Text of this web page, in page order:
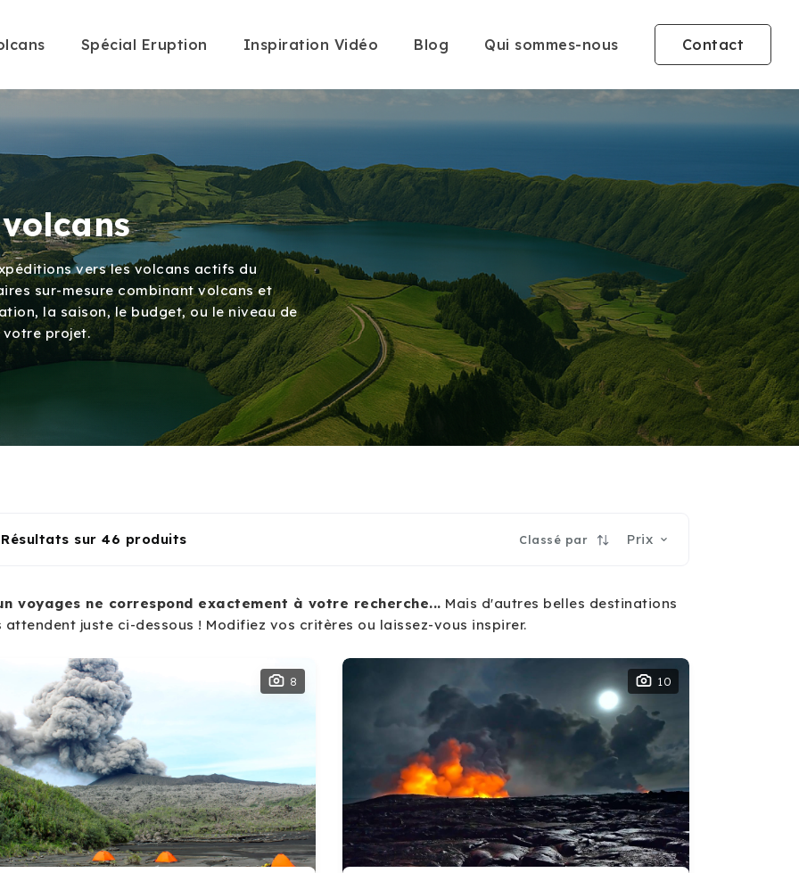
Spécial Eruption Inspiration Vidéo Blog Qui sommes-nous Contact
vers les volcans actifs du
sur-mesure combinant volcans et
la saison, le budget, ou le niveau de
projet.
sur 46 produits Classé par Prix
voyages ne correspond exactement à votre recherche... Mais d'autres belles destinations
attendent juste ci-dessous ! Modifiez vos critères ou laissez-vous inspirer.
8 10